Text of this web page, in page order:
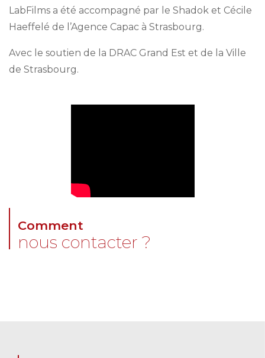
LabFilms a été accompagné par le Shadok et Cécile
Haeffelé de l’Agence Capac à Strasbourg.
Avec le soutien de la DRAC Grand Est et de la Ville
de Strasbourg.
Comment
nous contacter ?